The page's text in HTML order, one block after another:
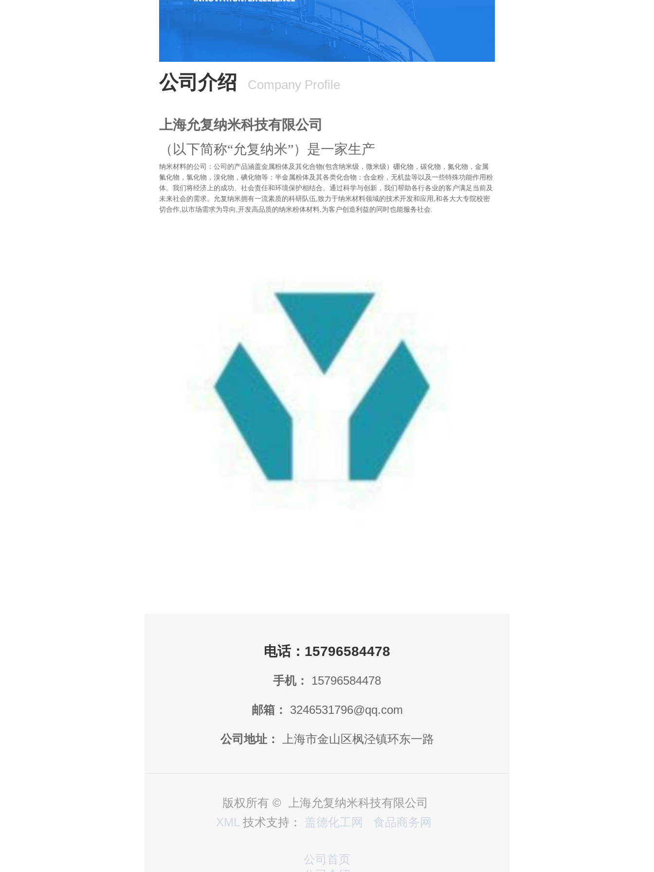
公司介绍 Company Profile
上海允复纳米科技有限公司
（以下简称“允复纳米”）是一家生产
纳米材料的公司：公司的产品涵盖金属粉体及其化合物(包含纳米级，微米级）硼化物，碳化物，氮化物，金属
氟化物，氯化物，溴化物，碘化物等：半金属粉体及其各类化合物：合金粉，无机盐等以及一些特殊功能作用粉
体。我们将经济上的成功、社会责任和环境保护相结合。通过科学与创新，我们帮助各行各业的客户满足当前及
未来社会的需求。允复纳米拥有一流素质的科研队伍,致力于纳米材料领域的技术开发和应用,和各大大专院校密
切合作,以市场需求为导向,开发高品质的纳米粉体材料,为客户创造利益的同时也能服务社会.
电话：15796584478
手机： 15796584478
邮箱： 3246531796@qq.com
公司地址： 上海市金山区枫泾镇环东一路
版权所有 © 上海允复纳米科技有限公司
XML技术支持： 盖德化工网 食品商务网
公司首页